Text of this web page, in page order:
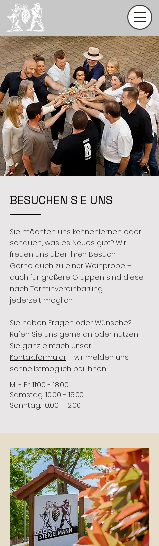
BESUCHEN SIE UNS
Sie möchten uns kennenlernen oder
schauen, was es Neues gibt? Wir
freuen uns über Ihren Besuch.
Gerne auch zu einer Weinprobe –
auch für größere Gruppen sind diese
nach Terminvereinbarung
jederzeit möglich.
Sie haben Fragen oder Wünsche?
Rufen Sie uns gerne an oder nutzen
Sie ganz einfach unser
Kontaktformular – wir melden uns
schnellstmöglich bei Ihnen.
Mi - Fr: 11:00 - 18.00
​​Samstag: 10:00 - 15.00
​​Sonntag: 10:00 - 12.00